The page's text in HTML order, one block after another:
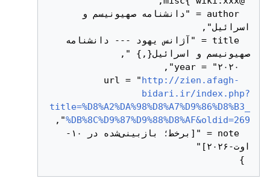
http://zien.afagh-
bidari.ir/index.php?
title=%D8%A2%DA%98%D8%A7%D9%86%D8%B3_
%DB%8C%D9%87%D9%88%D8%AF&oldid=269
  note = "[برخط؛ بازبینی‌شده در ۱۰-